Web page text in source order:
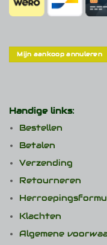
Mijn aankoop annuleren
Handige links:
Bestellen
Betalen
Verzending
Retourneren
Klachten
Algemene